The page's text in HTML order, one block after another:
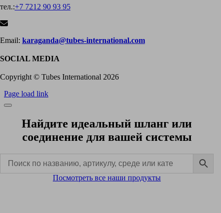
тел.:+7 7212 90 93 95
Email: karaganda@tubes-international.com
SOCIAL MEDIA
Copyright © Tubes International 2026
Page load link
Найдите идеальный шланг или
соединение для вашей системы
Посмотреть все наши продукты